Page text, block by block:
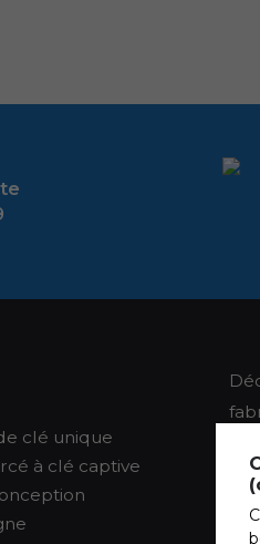
clé unique
à clé captive